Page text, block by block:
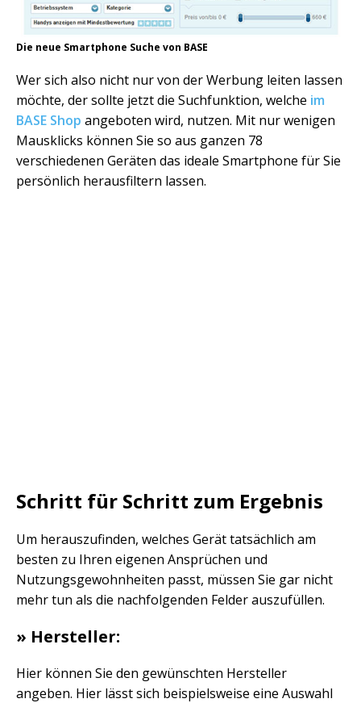
Die neue Smartphone Suche von BASE
Wer sich also nicht nur von der Werbung leiten lassen
möchte, der sollte jetzt die Suchfunktion, welche im
BASE Shop angeboten wird, nutzen. Mit nur wenigen
Mausklicks können Sie so aus ganzen 78
verschiedenen Geräten das ideale Smartphone für Sie
persönlich herausfiltern lassen.
Schritt für Schritt zum Ergebnis
Um herauszufinden, welches Gerät tatsächlich am
besten zu Ihren eigenen Ansprüchen und
Nutzungsgewohnheiten passt, müssen Sie gar nicht
mehr tun als die nachfolgenden Felder auszufüllen.
» Hersteller:
Hier können Sie den gewünschten Hersteller
angeben. Hier lässt sich beispielsweise eine Auswahl